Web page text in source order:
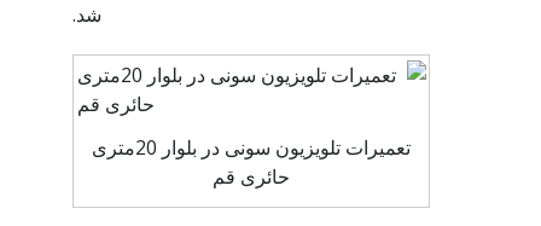
شد.
تعمیرات تلویزیون سونی در بلوار 20متری
حائری قم